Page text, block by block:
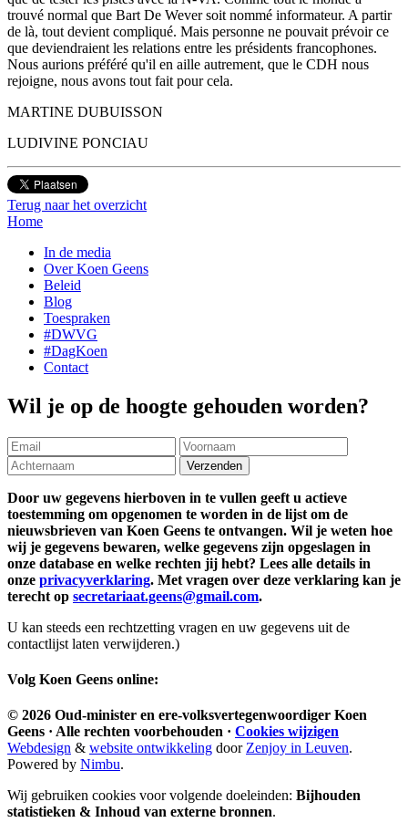
trouvé normal que Bart De Wever soit nommé informateur. A partir
de là, tout devient compliqué. Mais personne ne pouvait prévoir ce
que deviendraient les relations entre les présidents francophones.
Nous aurions préféré qu'il en aille autrement, que le CDH nous
rejoigne, nous avons tout fait pour cela.
MARTINE DUBUISSON
LUDIVINE PONCIAU
Terug naar het overzicht
Home
In de media
Over Koen Geens
Beleid
Blog
Toespraken
#DWVG
#DagKoen
Contact
Wil je op de hoogte gehouden worden?
Door uw gegevens hierboven in te vullen geeft u actieve
toestemming om opgenomen te worden in de lijst om de
nieuwsbrieven van Koen Geens te ontvangen. Wil je weten hoe
wij je gegevens bewaren, welke gegevens zijn opgeslagen in
onze database en welke rechten jij hebt? Lees alle details in
onze privacyverklaring. Met vragen over deze verklaring kan je
terecht op secretariaat.geens@gmail.com.
U kan steeds een rechtzetting vragen en uw gegevens uit de
contactlijst laten verwijderen.)
Volg Koen Geens online:
© 2026 Oud-minister en ere-volksvertegenwoordiger Koen
Geens · Alle rechten voorbehouden · Cookies wijzigen
Webdesign & website ontwikkeling doorZenjoy in Leuven.
Powered by Nimbu.
Wij gebruiken cookies voor volgende doeleinden: Bijhouden
statistieken & Inhoud van externe bronnen.